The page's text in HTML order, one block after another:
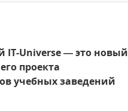
IT-Universe — это новый
проекта
учебных заведений